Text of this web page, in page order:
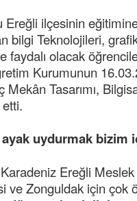
ilçesinin
bilgi Teknolojileri,
olacak
Kurumunun
Tasarımı,
uydurmak bizim
Ereğli Meslek
ve Zonguldak için çok